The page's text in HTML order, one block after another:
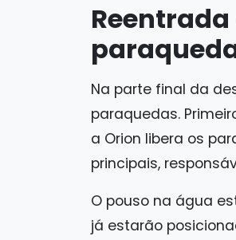
Na parte final da
paraquedas.
a Orion libera os
principais,
O pouso na água
já estarão